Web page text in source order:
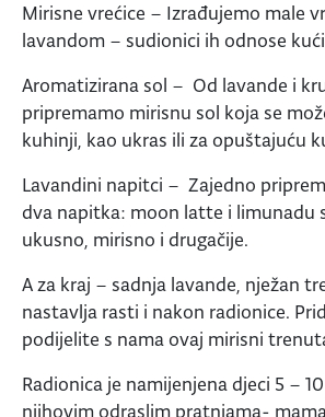
Mirisne vrećice – Izrađujemo male
lavandom – sudionici ih odnose
Aromatizirana sol – Od lavande i
pripremamo mirisnu sol koja se
kuhinji, kao ukras ili za opuštajuću
Lavandini napitci – Zajedno
dva napitka: moon latte i limunadu
ukusno, mirisno i drugačije.
A za kraj – sadnja lavande, nježan
nastavlja rasti i nakon radionice.
podijelite s nama ovaj mirisni
Radionica je namijenjena djeci 5 –
njihovim odraslim pratnjama-